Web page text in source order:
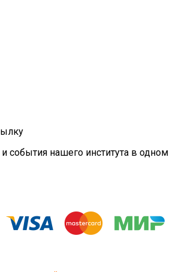
события нашего института в одном